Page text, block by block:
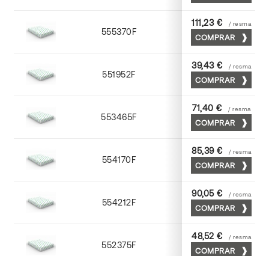
555370F 70 x 100
111,23 € / resma
COMPRAR
551952F 52 x 70
39,43 € / resma
COMPRAR
553465F 65 x 90
71,40 € / resma
COMPRAR
554170F 70 x 100
85,39 € / resma
COMPRAR
554212F 72 x 102
90,05 € / resma
COMPRAR
552375F 75 x 53
48,52 € / resma
COMPRAR